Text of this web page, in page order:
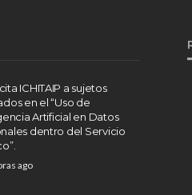
ICHITAIP a sujetos
en el “Uso de
Artificial en Datos
dentro del Servicio
ago